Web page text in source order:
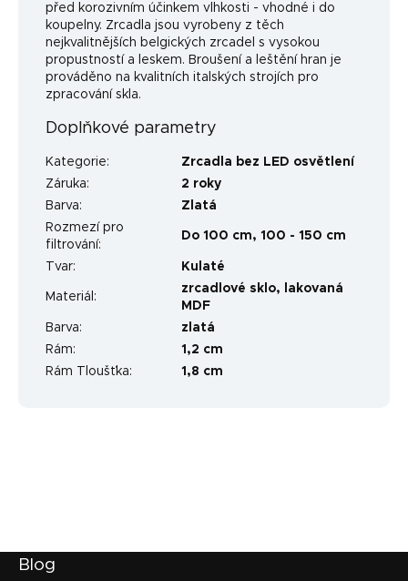
před korozivním účinkem vlhkosti - vhodné i do
koupelny. Zrcadla jsou vyrobeny z těch
nejkvalitnějších belgických zrcadel s vysokou
propustností a leskem. Broušení a leštění hran je
prováděno na kvalitních italských strojích pro
zpracování skla.
Doplňkové parametry
Kategorie:
Zrcadla bez LED osvětlení
Záruka:
2 roky
Barva:
Zlatá
Rozmezí pro
filtrování:
Do 100 cm, 100 - 150 cm
Tvar: Kulaté
Materiál :
zrcadlové sklo, lakovaná
MDF
Barva:
zlatá
Rám:
1,2 cm
Rám Tloušťka: 1,8 cm
Blog